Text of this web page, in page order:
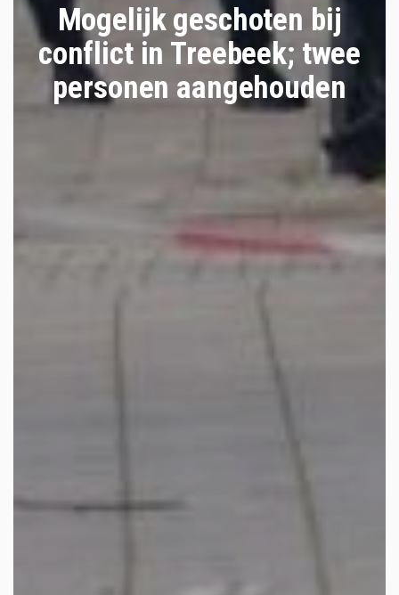
Mogelijk geschoten bij
conflict in Treebeek; twee
personen aangehouden